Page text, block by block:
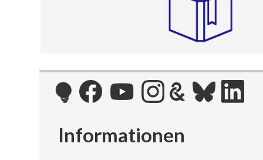
Informationen